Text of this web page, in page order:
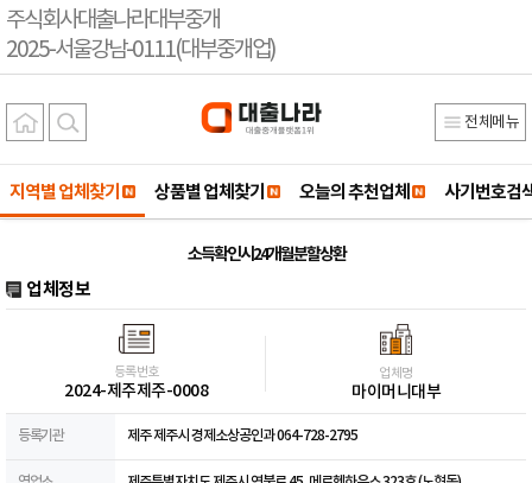
주식회사대출나라대부중개
2025-서울강남-0111(대부중개업)
전체메뉴
지역별 업체찾기 상품별 업체찾기 오늘의 추천업체 사기번호검
소득확인시24개월분할상환
업체정보
등록번호
2024-제주제주-0008
업체명
마이머니대부
등록기관 제주 제주시 경제소상공인과 064-728-2795